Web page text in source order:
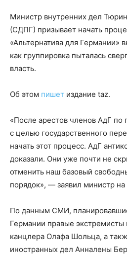
Министр внутренних дел
(СДПГ) призывает начать
«Альтернатива для Германии»
как группировка пыталась
власть.
Об этом пишет издание taz.
«После арестов членов АдГ по
с целью государственного
начать этот процесс. АдГ
доказали. Они уже почти не
отменить наш базовый
порядок», — заявил министр
По данным СМИ,
Германии правые экстремисты
канцлера Олафа Шольца, а
иностранных дел Анналены